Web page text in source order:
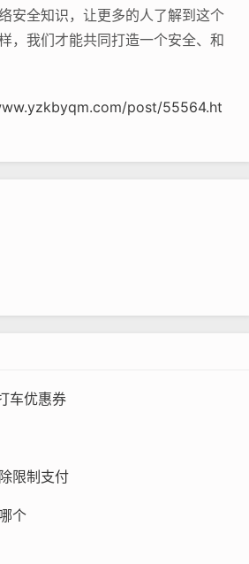
安全知识，让更多的人了解到这个
，我们才能共同打造一个安全、和
post/55564.ht
车优惠券
限制支付
个